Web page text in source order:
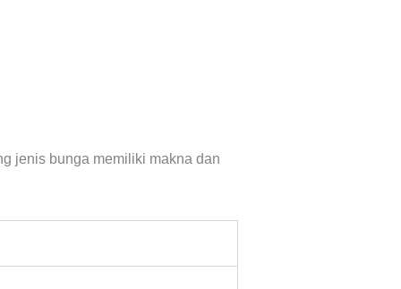
jenis bunga memiliki makna dan